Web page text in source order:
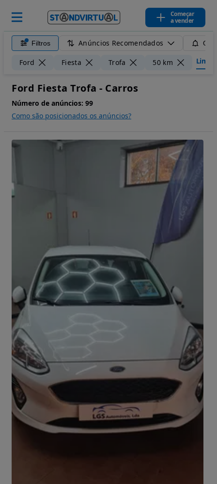
Começar
a vender
Filtros Anúncios Recomendados
Ford Fiesta Trofa 50 km
Ford Fiesta Trofa - Carros
Número de anúncios: 99
Como são posicionados os anúncios?